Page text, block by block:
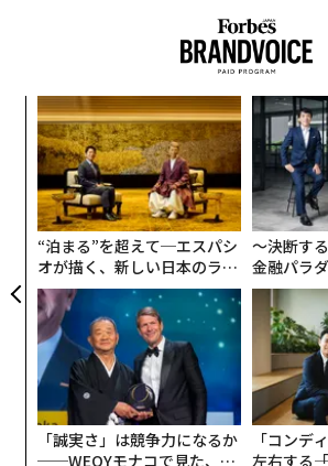
“泊まる”を超えて─エスパシ
オが描く、新しい日本のラグ
ジュアリー（中編）
〜決断す
金融パラ
個別化」
ェルス
「誠実さ」は競争力になるか
──WEOYモナコで見た、く
「コンデ
左右する